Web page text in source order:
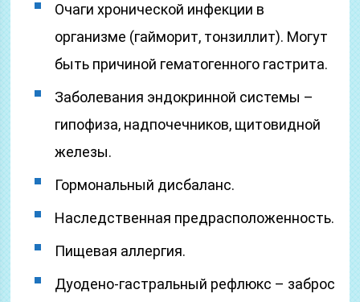
Очаги хронической инфекции в
организме (гайморит, тонзиллит). Могут
быть причиной гематогенного гастрита.
Заболевания эндокринной системы –
гипофиза, надпочечников, щитовидной
железы.
Гормональный дисбаланс.
Наследственная предрасположенность.
Пищевая аллергия.
Дуодено-гастральный рефлюкс – заброс